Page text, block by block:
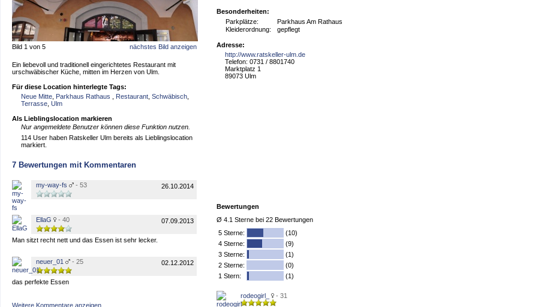
Besonderheiten:
Parkplätze:
Parkhaus Am Rathaus
Kleiderordnung: gepflegt
Adresse:
http://www.ratskeller-ulm.de
Telefon: 0731 / 8801740
Marktplatz 1
89073 Ulm
Bewertungen
Ø 4.1 Sterne bei 22 Bewertungen
5 Sterne:
(10)
4 Sterne:
(9)
3 Sterne:
(1)
2 Sterne:
(0)
1 Stern:
(1)
rodeogirl_ - 31
Bild 1 von 5 nächstes Bild anzeigen
Ein liebevoll und traditionell eingerichtetes Restaurant mit
urschwäbischer Küche, mitten im Herzen von Ulm.
Für diese Location hinterlegte Tags:
Neue Mitte Parkhaus Rathaus Restaurant Schwäbisch
Terrasse Ulm
Als Lieblingslocation markieren
Nur angemeldete Benutzer können diese Funktion nutzen.
114 User haben Ratskeller Ulm bereits als Lieblingslocation
markiert.
7 Bewertungen mit Kommentaren
my-way-fs - 53 26.10.2014
EllaG - 40 07.09.2013
Man sitzt recht nett und das Essen ist sehr lecker.
neuer_01 - 25 02.12.2012
das perfekte Essen
Weitere Kommentare anzeigen...